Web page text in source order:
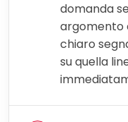
domanda
argomento
chiaro
su quella